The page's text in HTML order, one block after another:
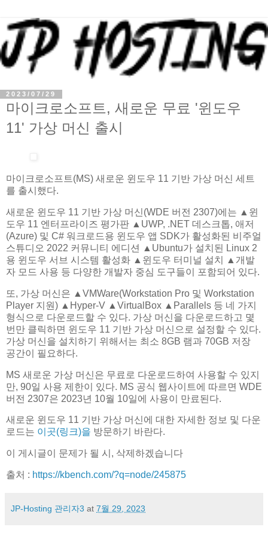
2023/07/29
마이크로소프트, 새로운 무료 '윈도우
11' 가상 머신 출시
마이크로소프트(MS) 새로운 윈도우 11 기반 가상 머신 세트
를 출시했다.
새로운 윈도우 11 기반 가상 머신(WDE 버전 2307)에는 ▲윈
도우 11 엔터프라이즈 평가판 ▲UWP, .NET 데스크톱, 애저
(Azure) 및 C# 워크로드용 윈도우 앱 SDK가 활성화된 비주얼
스튜디오 2022 커뮤니티 에디션 ▲Ubuntu가 설치된 Linux 2
용 윈도우 서브 시스템 활성화 ▲윈도우 터미널 설치 ▲개발
자 모드 사용 등 다양한 개발자 중심 도구들이 포함되어 있다.
또, 가상 머신은 ▲VMWare(Workstation Pro 및 Workstation
Player 지원) ▲Hyper-V ▲VirtualBox ▲Parallels 등 네 가지
형식으로 다운로드할 수 있다. 가상 머신을 다운로드하고 몇
번만 클릭하면 윈도우 11 기반 가상 머신으로 설정할 수 있다.
가상 머신을 설치하기 위해서는 최소 8GB 램과 70GB 저장
공간이 필요하다.
MS 새로운 가상 머신은 무료로 다운로드하여 사용할 수 있지
만, 90일 사용 제한이 있다. MS 공식 웹사이트에 따르면 WDE
버전 2307은 2023년 10월 10일에 사용이 만료된다.
새로운 윈도우 11 기반 가상 머신에 대한 자세한 정보 및 다운
로드는 이곳(링크)을 방문하기 바란다.
이 게시글이 문제가 될 시, 삭제하겠습니다
출처 : https://kbench.com/?q=node/245875
JP-Hosting 관리자3 at 7월 29, 2023